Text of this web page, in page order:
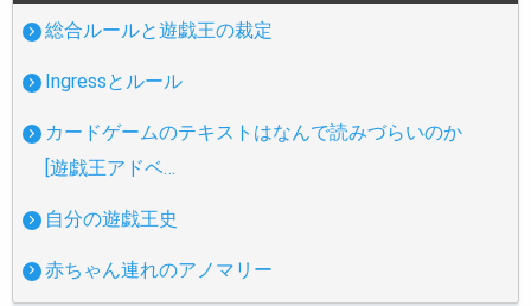
総合ルールと遊戯王の裁定
Ingressとルール
カードゲームのテキストはなんで読みづらいのか
[遊戯王アドベ…
自分の遊戯王史
赤ちゃん連れのアノマリー